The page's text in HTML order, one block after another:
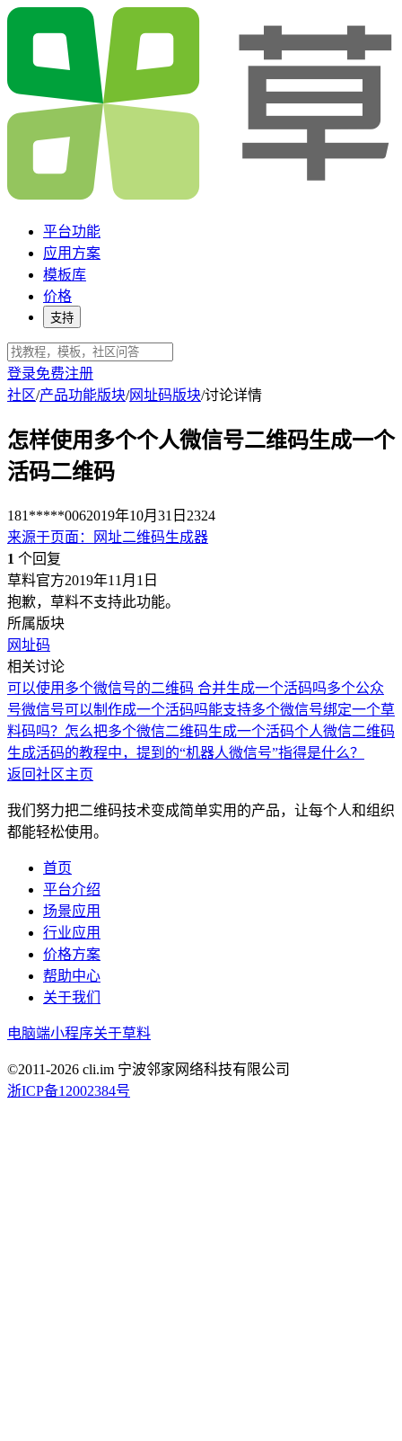
平台功能
应用方案
模板库
价格
支持
登录免费注册
社区/产品功能版块/网址码版块/讨论详情
怎样使用多个个人微信号二维码生成一个
活码二维码
181*****0062019年10月31日 2324
来源于页面 ：
网址二维码生成器
1 个回复
草料官方2019年11月1日
抱歉，草料不支持此功能。
所属版块
网址码
相关讨论
可以使用多个微信号的二维码 合并生成一个活码吗多个公众
号微信号可以制作成一个活码吗能支持多个微信号绑定一个草
料码吗？ 怎么把多个微信二维码生成一个活码个人微信二维码
生成活码的教程中，提到的“机器人微信号”指得是什么？
返回社区主页
我们努力把二维码技术变成简单实用的产品，让每个人和组织
都能轻松使用。
首页
平台介绍
场景应用
行业应用
价格方案
帮助中心
关于我们
电脑端小程序关于草料
©2011-2026 cli.im 宁波邻家网络科技有限公司
浙ICP备12002384号